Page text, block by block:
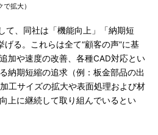
拡大）
、同社は「機能向上」「納期短
る。これらは全て“顧客の声”に基
加や速度の改善、各種CAD対応とい
納期短縮の追求（例：板金部品の出
工サイズの拡大や表面処理および材
上に継続して取り組んでいるとい